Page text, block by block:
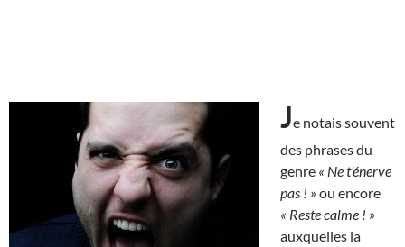
Je notais souvent
des phrases du
genre « Ne t’énerve
pas ! » ou encore
« Reste calme ! »
auxquelles la